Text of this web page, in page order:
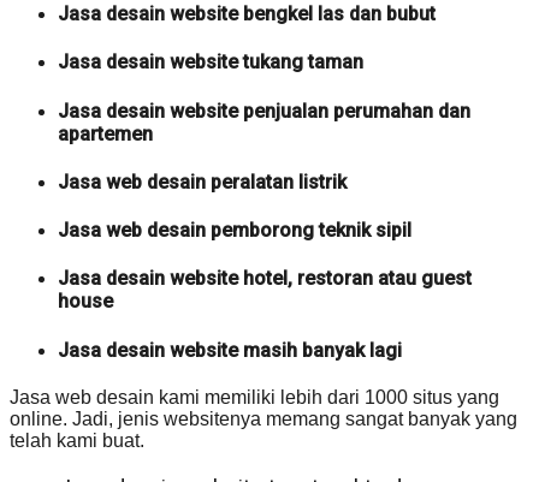
Jasa desain website bengkel las dan bubut
Jasa desain website tukang taman
Jasa desain website penjualan perumahan dan
apartemen
Jasa web desain peralatan listrik
Jasa web desain pemborong teknik sipil
Jasa desain website hotel, restoran atau guest
house
Jasa desain website masih banyak lagi
Jasa web desain kami memiliki lebih dari 1000 situs yang
online. Jadi, jenis websitenya memang sangat banyak yang
telah kami buat.